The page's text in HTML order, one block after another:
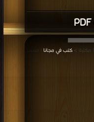
كتب في مجانا